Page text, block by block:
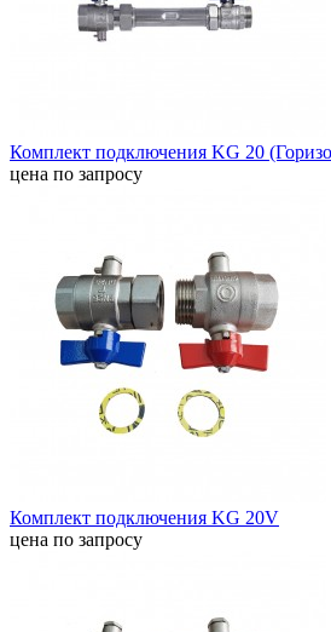
Комплект подключения KG 20
цена по запросу
Комплект подключения KG 20V
цена по запросу